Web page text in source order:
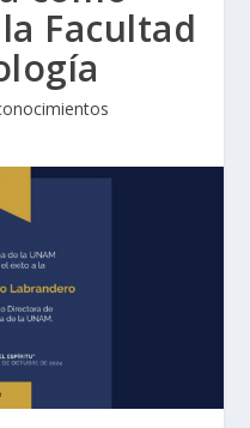
Facultad